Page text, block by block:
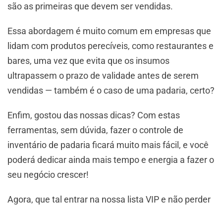
são as primeiras que devem ser vendidas.
Essa abordagem é muito comum em empresas que
lidam com produtos perecíveis, como restaurantes e
bares, uma vez que evita que os insumos
ultrapassem o prazo de validade antes de serem
vendidas — também é o caso de uma padaria, certo?
Enfim, gostou das nossas dicas? Com estas
ferramentas, sem dúvida, fazer o controle de
inventário de padaria ficará muito mais fácil, e você
poderá dedicar ainda mais tempo e energia a fazer o
seu negócio crescer!
Agora, que tal entrar na nossa lista VIP e não perder